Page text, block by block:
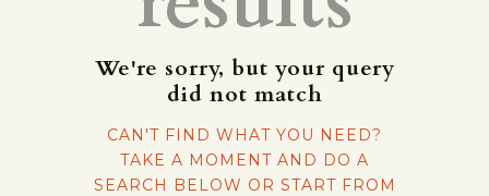
We're sorry, but your query
did not match
CAN'T FIND WHAT YOU NEED?
TAKE A MOMENT AND DO A
SEARCH BELOW OR START FROM